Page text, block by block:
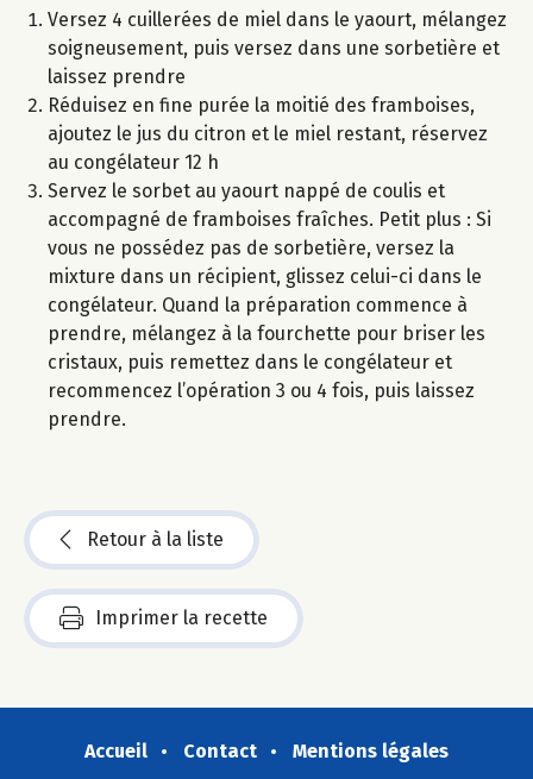
Versez 4 cuillerées de miel dans le yaourt, mélangez
soigneusement, puis versez dans une sorbetière et
laissez prendre
Réduisez en fine purée la moitié des framboises,
ajoutez le jus du citron et le miel restant, réservez
au congélateur 12 h
Servez le sorbet au yaourt nappé de coulis et
accompagné de framboises fraîches. Petit plus : Si
vous ne possédez pas de sorbetière, versez la
mixture dans un récipient, glissez celui-ci dans le
congélateur. Quand la préparation commence à
prendre, mélangez à la fourchette pour briser les
cristaux, puis remettez dans le congélateur et
recommencez l’opération 3 ou 4 fois, puis laissez
prendre.
Retour à la liste
Imprimer la recette
Accueil Contact
Mentions légales